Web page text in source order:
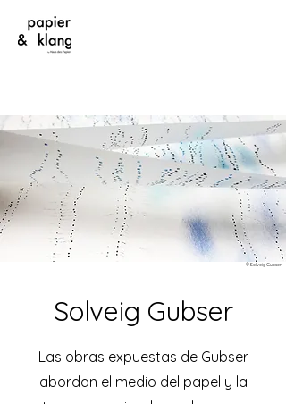
©Solveig Gubser
Solveig Gubser
Las obras expuestas de Gubser
abordan el medio del papel y la